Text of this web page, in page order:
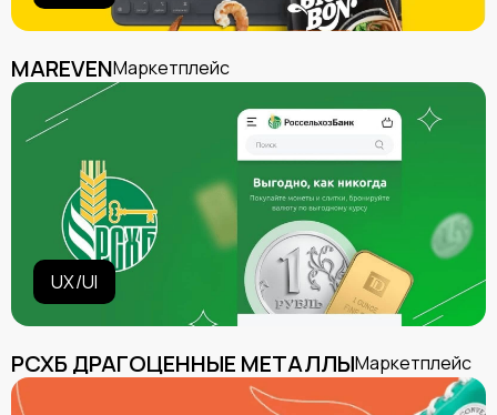
MAREVENМаркетплейс
UX/UI
РСХБ ДРАГОЦЕННЫЕ МЕТАЛЛЫМаркетплейс